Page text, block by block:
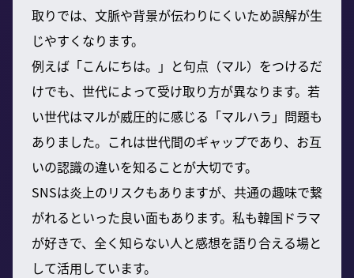
取りでは、文脈や背景が伝わりにくいため誤解が生
じやすくなります。
例えば「こんにちは。」と句点（マル）をつけるだ
けでも、世代によって受け取り方が異なります。若
い世代はマルが威圧的に感じる「マルハラ」問題も
ありました。これは世代間のギャップであり、お互
いの認識の違いを知ることが大切です。
SNSは炎上のリスクもありますが、共通の趣味で繋
がれるといった良い面もあります。私も韓国ドラマ
が好きで、全く知らない人と感想を語り合える場と
して活用しています。